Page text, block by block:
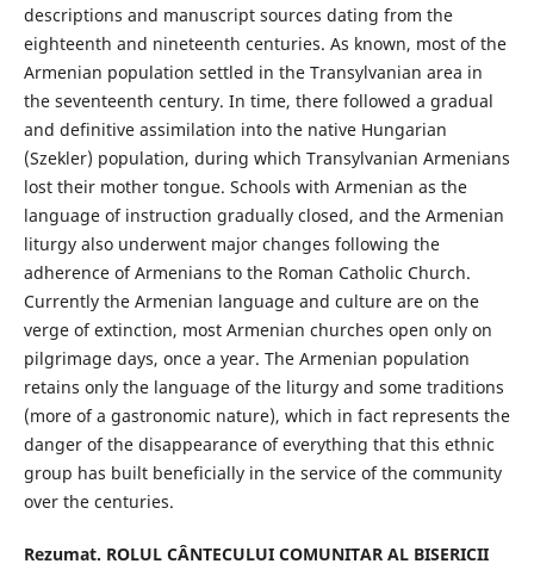
descriptions and manuscript sources dating from the
eighteenth and nineteenth centuries. As known, most of the
Armenian population settled in the Transylvanian area in
the seventeenth century. In time, there followed a gradual
and definitive assimilation into the native Hungarian
(Szekler) population, during which Transylvanian Armenians
lost their mother tongue. Schools with Armenian as the
language of instruction gradually closed, and the Armenian
liturgy also underwent major changes following the
adherence of Armenians to the Roman Catholic Church.
Currently the Armenian language and culture are on the
verge of extinction, most Armenian churches open only on
pilgrimage days, once a year. The Armenian population
retains only the language of the liturgy and some traditions
(more of a gastronomic nature), which in fact represents the
danger of the disappearance of everything that this ethnic
group has built beneficially in the service of the community
over the centuries.
Rezumat. ROLUL CÂNTECULUI COMUNITAR AL BISERICII